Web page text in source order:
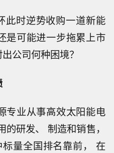
此时逆势收购一道新能
是可能进一步拖累上市
公司何种困境？
专业从事高效太阳能电
研发、 制造和销售，
量全国排名靠前， 在